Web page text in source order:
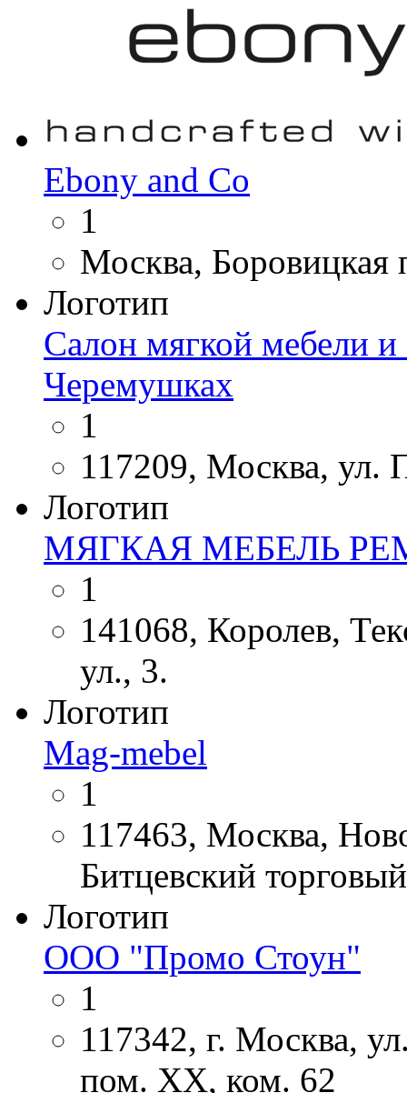
Ebony and Co
1
Москва, Боровицкая
Логотип
Салон мягкой мебели и
Черемушках
1
117209, Москва, ул.
Логотип
МЯГКАЯ МЕБЕЛЬ
1
141068, Королев,
ул., 3.
Логотип
Mag-mebel
1
117463, Москва,
Битцевский
Логотип
ООО "Промо Стоун"
1
117342, г. Москва,
пом. ХХ, ком. 62